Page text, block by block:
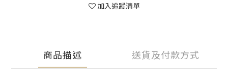
加入追蹤清單
商品描述 送貨及付款方式